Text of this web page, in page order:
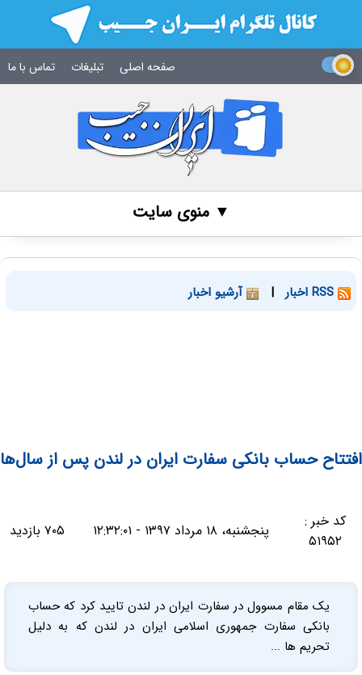
صفحه اصلی تبلیغات تماس با ما
▼ منوی سایت
| آرشیو اخبار
افتتاح حساب بانکی سفارت ایران در لندن پس از سال‌ها
کد خبر :
۵۱۹۵۲
پنجشنبه، ۱۸ مرداد ۱۳۹۷ - ۱۲:۳۲:۰۱ ۷۰۵ بازدید
یک مقام مسوول در سفارت ایران در لندن تایید کرد که حساب
بانکی سفارت جمهوری اسلامی ایران در لندن که به دلیل
تحریم ها ...